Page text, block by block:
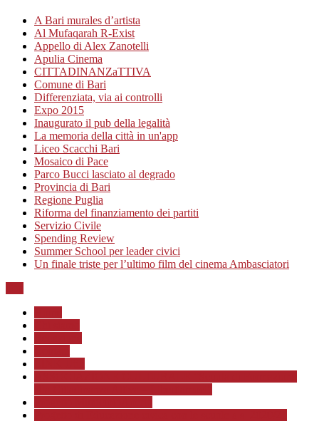
A Bari murales d’artista
Al Mufaqarah R-Exist
Appello di Alex Zanotelli
Apulia Cinema
CITTADINANZaTTIVA
Comune di Bari
Differenziata, via ai controlli
Expo 2015
Inaugurato il pub della legalità
La memoria della città in un'app
Liceo Scacchi Bari
Mosaico di Pace
Parco Bucci lasciato al degrado
Provincia di Bari
Regione Puglia
Riforma del finanziamento dei partiti
Servizio Civile
Spending Review
Summer School per leader civici
Un finale triste per l’ultimo film del cinema Ambasciatori